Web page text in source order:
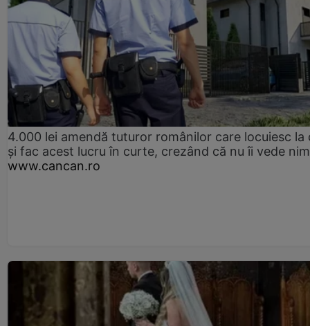
4.000 lei amendă tuturor românilor care locuiesc la
și fac acest lucru în curte, crezând că nu îi vede
www.cancan.ro